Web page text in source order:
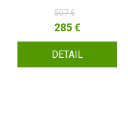
507 €
285 €
DETAIL